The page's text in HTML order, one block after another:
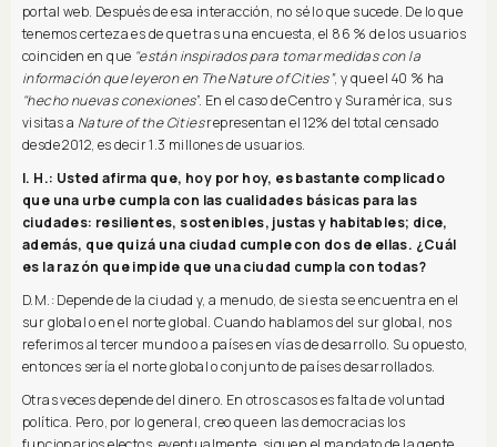
portal web. Después de esa interacción, no sé lo que sucede. De lo que
tenemos certeza es de que tras una encuesta, el 86 % de los usuarios
coinciden en que "están inspirados para tomar medidas con la
información que leyeron en The Nature of Cities”, y que el 40 % ha
"hecho nuevas conexiones”. En el caso de Centro y Suramérica, sus
visitas a Nature of the Citiesrepresentan el 12% del total censado
desde 2012, es decir 1.3 millones de usuarios.
I. H.: Usted afirma que, hoy por hoy, es bastante complicado
que una urbe cumpla con las cualidades básicas para las
ciudades: resilientes, sostenibles, justas y habitables; dice,
además, que quizá una ciudad cumple con dos de ellas. ¿Cuál
es la razón que impide que una ciudad cumpla con todas?
D.M.: Depende de la ciudad y, a menudo, de si esta se encuentra en el
sur global o en el norte global. Cuando hablamos del sur global, nos
referimos al tercer mundo o a países en vías de desarrollo.​ Su opuesto,
entonces sería el norte global o conjunto de países desarrollados.
Otras veces depende del dinero. En otros casos es falta de voluntad
política. Pero, por lo general, creo que en las democracias los